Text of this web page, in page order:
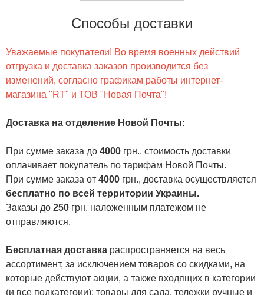
Способы доставки
Уважаемые покупатели! Во время военных действий
отгрузка и доставка заказов производится без
изменений, согласно графикам работы интернет-
магазина "RT" и ТОВ "Новая Почта"!
Доставка на отделение Новой Почты:
При сумме заказа до 4000 грн., стоимость доставки
оплачивает покупатель по тарифам Новой Почты.
При сумме заказа от 4000 грн., доставка осуществляется
бесплатно по всей территории Украины.
Заказы до 250 грн. наложенным платежом не
отправляются.
Бесплатная доставка распространяется на весь
ассортимент, за исключением товаров со скидками, на
которые действуют акции, а также входящих в категории
(и все подкатегоии): товары для сада, тележки ручные и